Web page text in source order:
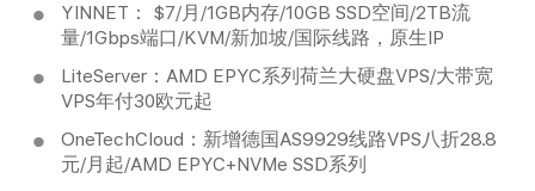
YINNET： $7/月/1GB内存/10GB SSD空间/2TB流
量/1Gbps端口/KVM/新加坡/国际线路，原生IP
LiteServer：AMD EPYC系列荷兰大硬盘VPS/大带宽
VPS年付30欧元起
OneTechCloud：新增德国AS9929线路VPS八折28.8
元/月起/AMD EPYC+NVMe SSD系列